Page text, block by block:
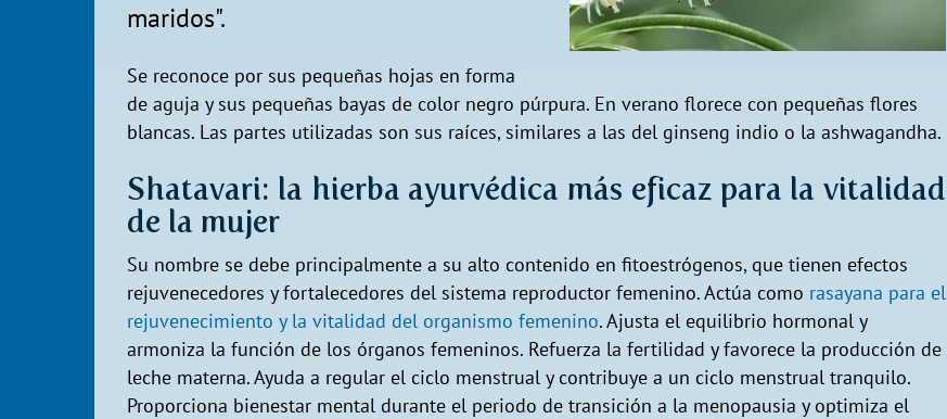
maridos".
Se reconoce por sus pequeñas hojas en forma
de aguja y sus pequeñas bayas de color negro púrpura. En verano florece con pequeñas flores
blancas. Las partes utilizadas son sus raíces, similares a las del ginseng indio o la ashwagandha.
Shatavari: la hierba ayurvédica más eficaz para la vitalidad
de la mujer
Su nombre se debe principalmente a su alto contenido en fitoestrógenos, que tienen efectos
rejuvenecedores y fortalecedores del sistema reproductor femenino. Actúa como rasayana para el
rejuvenecimiento y la vitalidad del organismo femenino. Ajusta el equilibrio hormonal y
armoniza la función de los órganos femeninos. Refuerza la fertilidad y favorece la producción de
leche materna. Ayuda a regular el ciclo menstrual y contribuye a un ciclo menstrual tranquilo.
Proporciona bienestar mental durante el periodo de transición a la menopausia y optimiza el